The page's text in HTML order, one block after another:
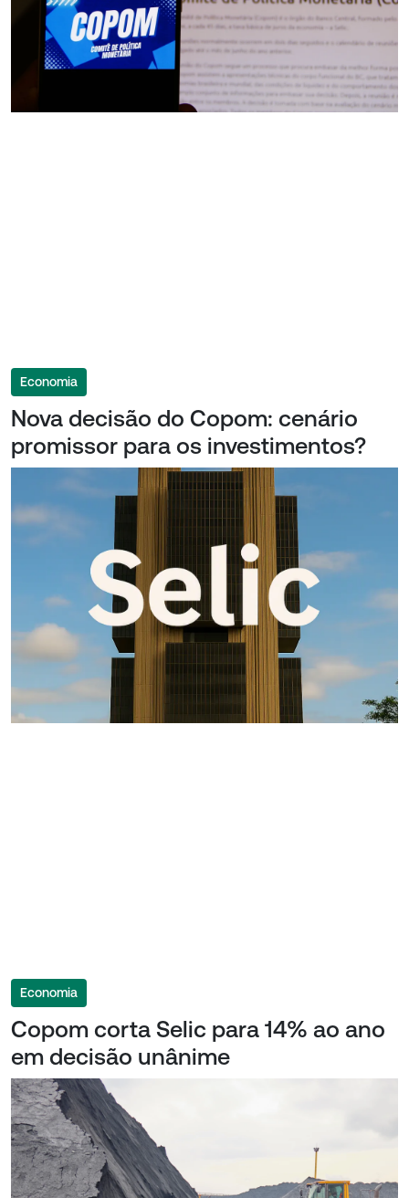
Economia
Nova decisão do Copom: cenário
promissor para os investimentos?
Economia
Copom corta Selic para 14% ao ano
em decisão unânime